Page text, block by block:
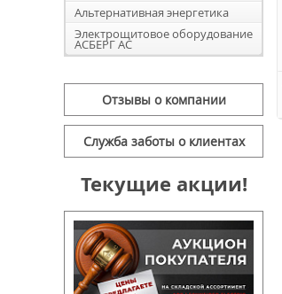
Альтернативная энергетика
Электрощитовое оборудование
АСБЕРГ АС
Отзывы о компании
Служба заботы о клиентах
Текущие акции!